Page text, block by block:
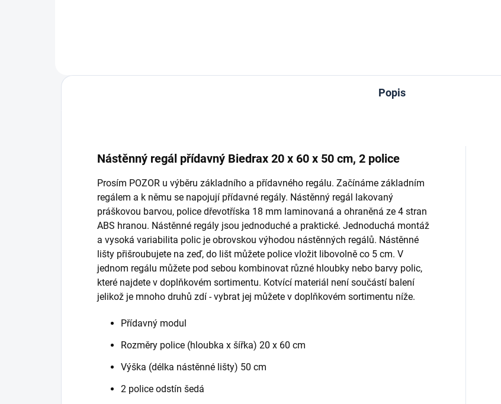
Popis
Nástěnný regál přídavný Biedrax 20 x 60 x 50 cm, 2 police
Prosím POZOR u výběru základního a přídavného regálu. Začínáme základním
regálem a k němu se napojují přídavné regály. Nástěnný regál lakovaný
práškovou barvou, police dřevotříska 18 mm laminovaná a ohraněná ze 4 stran
ABS hranou. Nástěnné regály jsou jednoduché a praktické. Jednoduchá montáž
a vysoká variabilita polic je obrovskou výhodou nástěnných regálů. Nástěnné
lišty přišroubujete na zeď, do lišt můžete police vložit libovolně co 5 cm. V
jednom regálu můžete pod sebou kombinovat různé hloubky nebo barvy polic,
které najdete v doplňkovém sortimentu. Kotvící materiál není součástí balení
jelikož je mnoho druhů zdí - vybrat jej můžete v doplňkovém sortimentu níže.
Přídavný modul
Rozměry police (hloubka x šířka) 20 x 60 cm
Výška (délka nástěnné lišty) 50 cm
2 police odstín šedá